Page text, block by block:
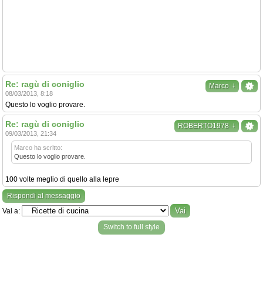
Marco ↓
Re: ragù di coniglio
08/03/2013, 8:18
Questo lo voglio provare.
ROBERTO1978 ↓
Re: ragù di coniglio
09/03/2013, 21:34
Marco ha scritto:
Questo lo voglio provare.
100 volte meglio di quello alla lepre
Rispondi al messaggio
Vai a:
Switch to full style